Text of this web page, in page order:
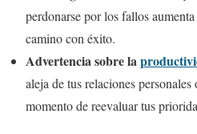
perdonarse por los fallos
camino con éxito.
Advertencia sobre la
aleja de tus relaciones
momento de reevaluar tus